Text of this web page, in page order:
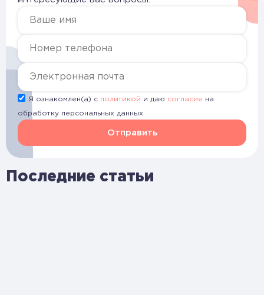
Последние статьи
Я ознакомлен(а) с политикой и даю согласие на
обработку персональных данных
Отправить